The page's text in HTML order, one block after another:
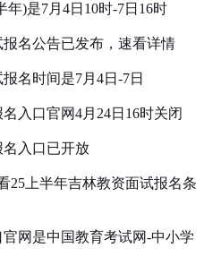
)是7月4日10时-7日16时
名公告已发布，速看详情
名时间是7月4日-7日
入口官网4月24日16时关闭
名入口已开放
25上半年吉林教资面试报名条
网是中国教育考试网-中小学